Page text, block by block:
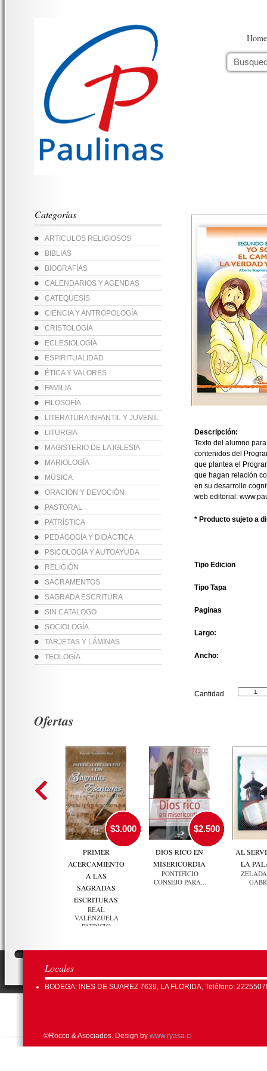
Home
Categorías
ARTICULOS RELIGIOSOS
BIBLIAS
BIOGRAFÍAS
CALENDARIOS Y AGENDAS
CATEQUESIS
CIENCIA Y ANTROPOLOGÍA
CRISTOLOGÍA
ECLESIOLOGÍA
ESPIRITUALIDAD
ÉTICA Y VALORES
FAMILIA
FILOSOFÍA
LITERATURA INFANTIL Y JUVENIL
LITURGIA
MAGISTERIO DE LA IGLESIA
MARIOLOGÍA
MÚSICA
ORACIÓN Y DEVOCIÓN
PASTORAL
PATRÍSTICA
PEDAGOGÍA Y DIDÁCTICA
PSICOLOGÍA Y AUTOAYUDA
RELIGIÓN
SACRAMENTOS
SAGRADA ESCRITURA
SIN CATALOGO
SOCIOLOGÍA
TARJETAS Y LÁMINAS
TEOLOGÍA
Descripción:
Texto del alumno
contenidos del
que plantea el
que hagan relación
en su desarrollo
web editorial:
* Producto sujeto a
Tipo Edicion
Tipo Tapa
Paginas
Largo:
Ancho:
Cantidad
Ofertas
PRIMER
ACERCAMIENTO
A LAS
SAGRADAS
ESCRITURAS
REAL
VALENZUELA
PATRICIO
$3.000
DIOS RICO EN
MISERICORDIA
PONTIFICIO
CONSEJO PARA...
$2.500
AL
LA
Locales
BODEGA: INES DE SUAREZ 7639, LA FLORIDA, Teléfono:
©Rocco & Asociados. Design by www.ryasa.cl